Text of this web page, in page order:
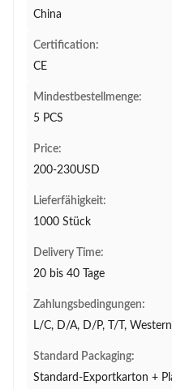
China
Certification:
CE
Mindestbestellmenge:
5 PCS
Price:
200-230USD
Lieferfähigkeit:
1000 Stück
Delivery Time:
20 bis 40 Tage
Zahlungsbedingungen:
L/C, D/A, D/P, T/T,
Standard Packaging:
Standard-Exportkarton +